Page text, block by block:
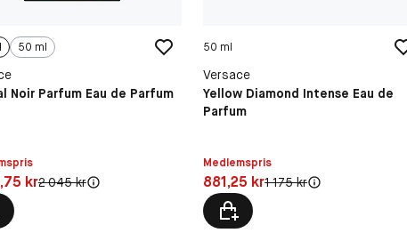
50 ml
Noir Parfum Eau de Parfum
533,75 kr
krOriginal pris:
2 045 kr
50 ml
Versace
Yellow Diamond Intense Eau de
Parfum
Medlemspris
Pris: 881,25 kr
881,25 krOriginal pris:
1 175 kr